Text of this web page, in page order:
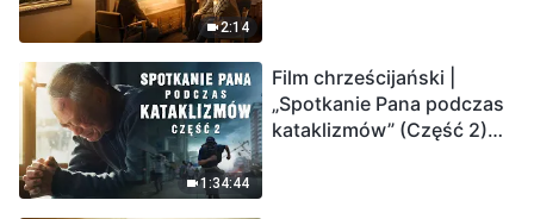
2:14
1:34:44
Film chrześcijański |
„Spotkanie Pana podczas
kataklizmów” (Część 2)